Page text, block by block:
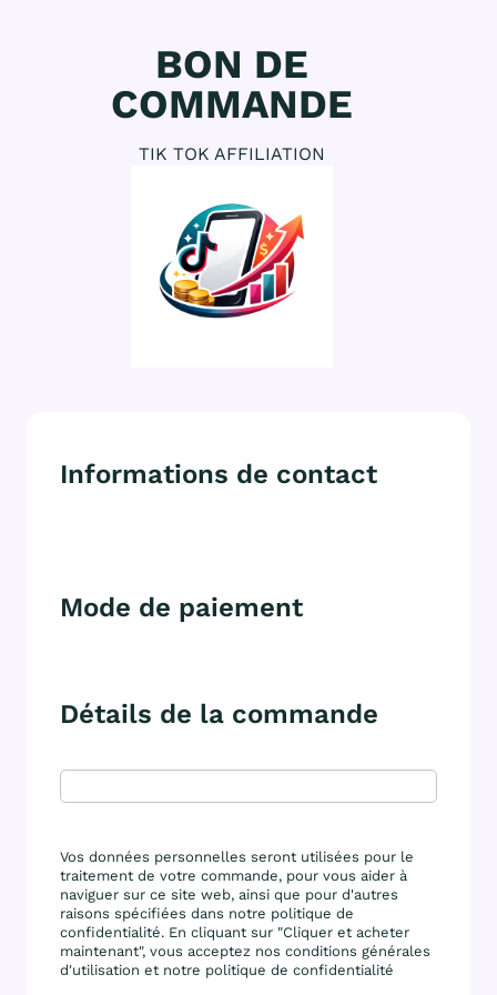
BON DE
COMMANDE
TIK TOK AFFILIATION
Informations de contact
Mode de paiement
Détails de la commande
Vos données personnelles seront utilisées pour le
traitement de votre commande, pour vous aider à
naviguer sur ce site web, ainsi que pour d'autres
raisons spécifiées dans notre politique de
confidentialité. En cliquant sur "Cliquer et acheter
maintenant", vous acceptez nos conditions générales
d'utilisation et notre politique de confidentialité